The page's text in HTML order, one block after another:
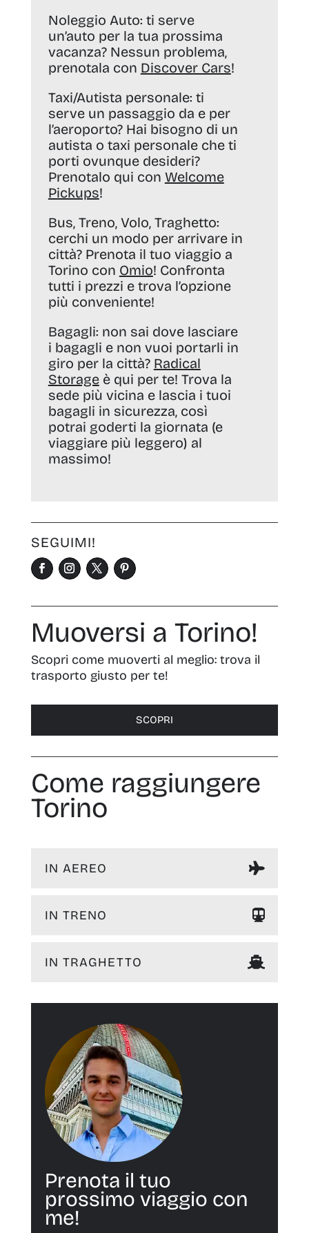
Noleggio Auto: ti serve
un’auto per la tua prossima
vacanza? Nessun problema,
prenotala con Discover Cars!
Taxi/Autista personale: ti
serve un passaggio da e per
l’aeroporto? Hai bisogno di un
autista o taxi personale che ti
porti ovunque desideri?
Prenotalo qui con Welcome
Pickups!
Bus, Treno, Volo, Traghetto:
cerchi un modo per arrivare in
città? Prenota il tuo viaggio a
Torino con Omio! Confronta
tutti i prezzi e trova l’opzione
più conveniente!
Bagagli: non sai dove lasciare
i bagagli e non vuoi portarli in
giro per la città? Radical
Storageè qui per te! Trova la
sede più vicina e lascia i tuoi
bagagli in sicurezza, così
potrai goderti la giornata (e
viaggiare più leggero) al
massimo!
SEGUIMI!
Muoversi a Torino!
Scopri come muoverti al meglio: trova il
trasporto giusto per te!
SCOPRI
Come raggiungere
Torino
IN AEREO
IN TRENO
IN TRAGHETTO
Prenota il tuo
prossimo viaggio con
me!